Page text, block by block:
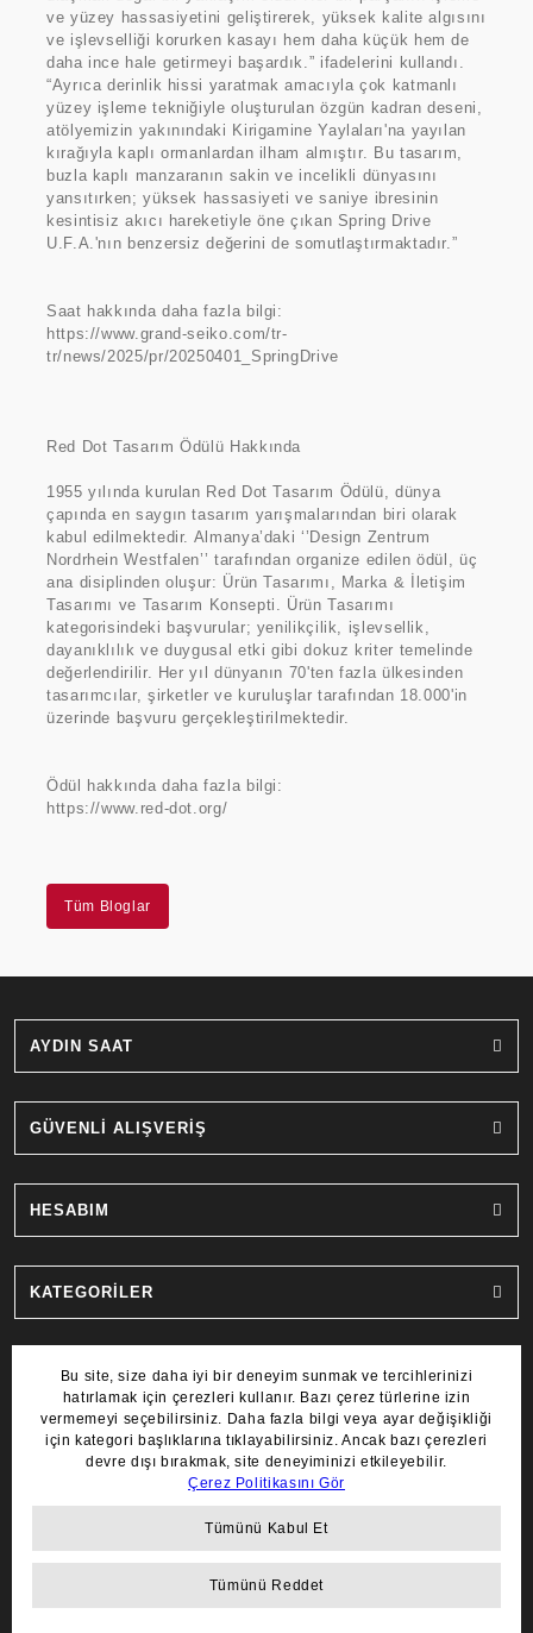
ve yüzey hassasiyetini geliştirerek, yüksek kalite algısını
ve işlevselliği korurken kasayı hem daha küçük hem de
daha ince hale getirmeyi başardık.” ifadelerini kullandı.
“Ayrıca derinlik hissi yaratmak amacıyla çok katmanlı
yüzey işleme tekniğiyle oluşturulan özgün kadran deseni,
atölyemizin yakınındaki Kirigamine Yaylaları'na yayılan
kırağıyla kaplı ormanlardan ilham almıştır. Bu tasarım,
buzla kaplı manzaranın sakin ve incelikli dünyasını
yansıtırken; yüksek hassasiyeti ve saniye ibresinin
kesintisiz akıcı hareketiyle öne çıkan Spring Drive
U.F.A.'nın benzersiz değerini de somutlaştırmaktadır.”
Saat hakkında daha fazla bilgi:
https://www.grand-seiko.com/tr-
tr/news/2025/pr/20250401_SpringDrive
Red Dot Tasarım Ödülü Hakkında
1955 yılında kurulan Red Dot Tasarım Ödülü, dünya
çapında en saygın tasarım yarışmalarından biri olarak
kabul edilmektedir. Almanya’daki ‘’Design Zentrum
Nordrhein Westfalen’’ tarafından organize edilen ödül, üç
ana disiplinden oluşur: Ürün Tasarımı, Marka & İletişim
Tasarımı ve Tasarım Konsepti. Ürün Tasarımı
kategorisindeki başvurular; yenilikçilik, işlevsellik,
dayanıklılık ve duygusal etki gibi dokuz kriter temelinde
değerlendirilir. Her yıl dünyanın 70'ten fazla ülkesinden
tasarımcılar, şirketler ve kuruluşlar tarafından 18.000'in
üzerinde başvuru gerçekleştirilmektedir.
Ödül hakkında daha fazla bilgi:
https://www.red-dot.org/
Tüm Bloglar
AYDIN SAAT
GÜVENLİ ALIŞVERİŞ
HESABIM
KATEGORİLER
MARKALAR